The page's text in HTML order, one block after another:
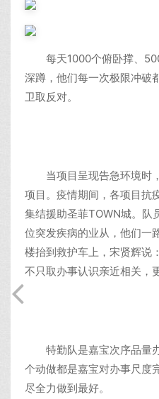
每天1000个俯卧撑、
深蹲，他们每一次极限冲破
卫取反对。
当项目呈现告急环境时
项目。疫情期间，各项目抗
集结援助圣菲TOWN城。队
位突发疾病的业从，他们一
楼抬到救护车上，宋贤辉说
不只取办事认识亲近相关，
特勤队是嘉宝次序品量
个动做都是嘉宝对办事尺度
尽全力做到最好。